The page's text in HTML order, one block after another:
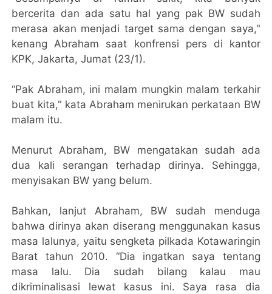
bercerita dan ada satu hal yang pak BW sudah
merasa akan menjadi target sama dengan saya,"
kenang Abraham saat konfrensi pers di kantor
KPK, Jakarta, Jumat (23/1).
“Pak Abraham, ini malam mungkin malam terkahir
buat kita," kata Abraham menirukan perkataan BW
malam itu.
Menurut Abraham, BW mengatakan sudah ada
dua kali serangan terhadap dirinya. Sehingga,
menyisakan BW yang belum.
Bahkan, lanjut Abraham, BW sudah menduga
bahwa dirinya akan diserang menggunakan kasus
masa lalunya, yaitu sengketa pilkada Kotawaringin
Barat tahun 2010. “Dia ingatkan saya tentang
masa lalu. Dia sudah bilang kalau mau
dikriminalisasi lewat kasus ini. Saya rasa dia